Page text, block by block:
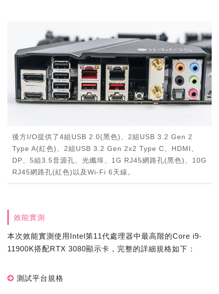
後方I/O提供了4組USB 2.0(黑色)、2組USB 3.2 Gen 2
Type A(紅色)、2組USB 3.2 Gen 2x2 Type C、HDMI、
DP、5組3.5音源孔、光纖埠、1G RJ45網路孔(黑色)、10G
RJ45網路孔(紅色)以及Wi-Fi 6天線。
效能實測
本次效能實測使用Intel第11代處理器中最高階的Core i9-
11900K搭配RTX 3080顯示卡，完整的詳細規格如下：
測試平台規格